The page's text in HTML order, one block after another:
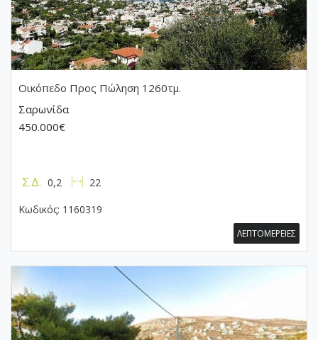
Οικόπεδο Προς Πώληση 1260τμ.
Σαρωνίδα
450.000€
Σ.Δ. 0,2
22
Κωδικός: 1160319
ΛΕΠΤΟΜΕΡΕΙΕΣ